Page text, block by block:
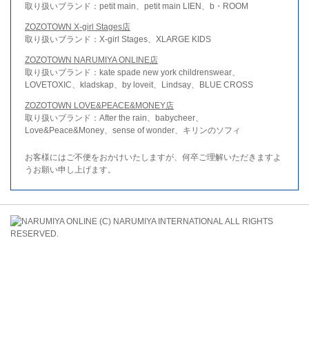
取り扱いブランド：petit main、petit main LIEN、b・ROOM
ZOZOTOWN X-girl Stages店
取り扱いブランド：X-girl Stages、XLARGE KIDS
ZOZOTOWN NARUMIYA ONLINE店
取り扱いブランド：kate spade new york childrenswear、
LOVETOXIC、kladskap、by loveit、Lindsay、BLUE CROSS
ZOZOTOWN LOVE&PEACE&MONEY店
取り扱いブランド：After the rain、babycheer、
Love&Peace&Money、sense of wonder、キリンのソフィ
お客様にはご不便をおかけいたしますが、何卒ご理解いただきますよ
うお願い申し上げます。